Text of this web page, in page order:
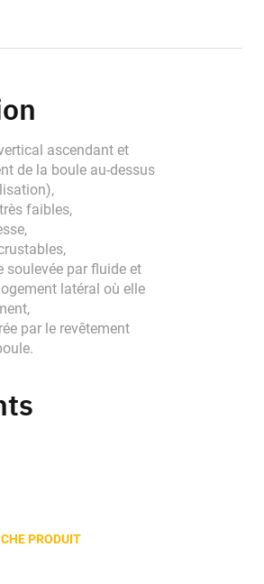
ascendant et
de la boule au-dessus
faibles,
soulevée par fluide et
latéral où elle
par le revêtement
PRODUIT